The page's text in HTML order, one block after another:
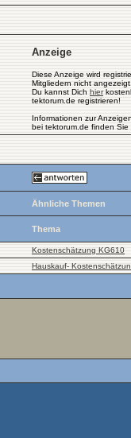
Anzeige
Diese Anzeige wird
Mitgliedern nicht angezeigt.
Du kannst Dich hier
tektorum.de registrieren!
Informationen zur
bei tektorum.de finden Sie
Ähnliche Themen
Thema
Kostenschätzung KG610
Hauskauf-